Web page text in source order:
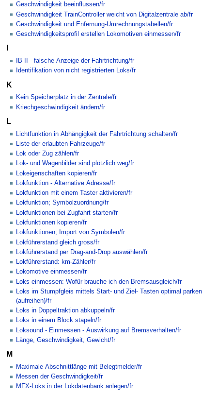
Geschwindigkeit beeinflussen/fr
Geschwindigkeit TrainController weicht von Digitalzentrale ab/fr
Geschwindigkeit und Enfernung-Umrechnungstabellen/fr
Geschwindigkeitsprofil erstellen Lokomotiven einmessen/fr
IB II - falsche Anzeige der Fahrtrichtung/fr
Identifikation von nicht registrierten Loks/fr
K
Kein Speicherplatz in der Zentrale/fr
Kriechgeschwindigkeit ändern/fr
L
Lichtfunktion in Abhängigkeit der Fahrtrichtung schalten/fr
Liste der erlaubten Fahrzeuge/fr
Lok oder Zug zählen/fr
Lok- und Wagenbilder sind plötzlich weg/fr
Lokeigenschaften kopieren/fr
Lokfunktion - Alternative Adresse/fr
Lokfunktion mit einem Taster aktivieren/fr
Lokfunktion; Symbolzuordnung/fr
Lokfunktionen bei Zugfahrt starten/fr
Lokfunktionen kopieren/fr
Lokfunktionen; Import von Symbolen/fr
Lokführerstand gleich gross/fr
Lokführerstand per Drag-and-Drop auswählen/fr
Lokführerstand: km-Zähler/fr
Lokomotive einmessen/fr
Loks einmessen: Wofür brauche ich den Bremsausgleich/fr
Loks im Stumpfgleis mittels Start- und Ziel- Tasten optimal parken
(aufreihen)/fr
Loks in Doppeltraktion abkuppeln/fr
Loks in einem Block stapeln/fr
Loksound - Einmessen - Auswirkung auf Bremsverhalten/fr
Länge, Geschwindigkeit, Gewicht/fr
M
Maximale Abschnittlänge mit Belegtmelder/fr
Messen der Geschwindigkeit/fr
MFX-Loks in der Lokdatenbank anlegen/fr